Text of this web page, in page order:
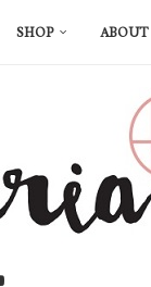
SHOP ABOUT